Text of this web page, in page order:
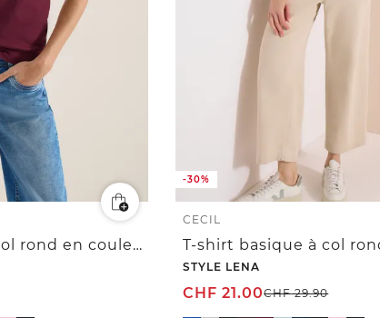
T-shirt basique à col rond en couleur unie
-30%
CECIL
STYLE LENA
CHF 21.00CHF29.90